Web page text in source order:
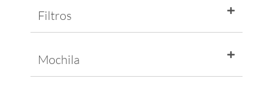
Filtros
Mochila